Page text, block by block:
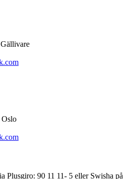
Oslo
Plusgiro: 90 11 11- 5 eller Swisha på